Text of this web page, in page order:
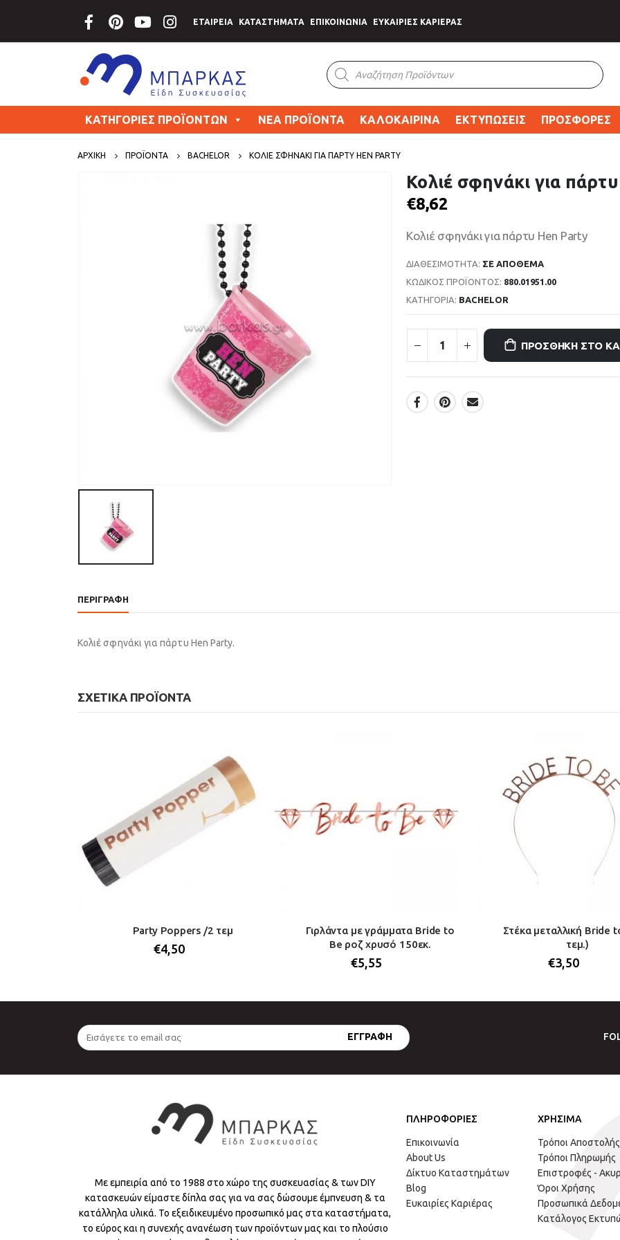
ΕΤΑΙΡΕΙΑ ΚΑΤΑΣΤΗΜΑΤΑ ΕΠΙΚΟΙΝΩΝΙΑ ΕΥΚΑΙΡΙΕΣ ΚΑΡΙΕΡΑΣ
Products
search
ΚΑΤΗΓΟΡΙΕΣ ΠΡΟΪΟΝΤΩΝ ΝΕΑ ΠΡΟΪΟΝΤΑ ΚΑΛΟΚΑΙΡΙΝΑ ΕΚΤΥΠΩΣΕΙΣ ΠΡΟΣΦΟΡΕΣ
ΑΡΧΙΚΗ ΠΡΟΪΟΝΤΑ BACHELOR ΚΟΛΙΈ ΣΦΗΝΆΚΙ ΓΙΑ ΠΆΡΤΥ HEN PARTY
Κολιέ σφηνάκι για
€8,62
Κολιέ σφηνάκι για πάρτυ Hen Party
ΔΙΑΘΕΣΙΜΌΤΗΤΑ: ΣΕ ΑΠΌΘΕΜΑ
ΚΩΔΙΚΌΣ ΠΡΟΪΌΝΤΟΣ: 880.01951.00
ΚΑΤΗΓΟΡΊΑ: BACHELOR
ΠΡΟΣΘΉΚΗ ΣΤΟ
ΠΕΡΙΓΡΑΦΉ
Κολιέ σφηνάκι για πάρτυ Hen Party.
ΣΧΕΤΙΚΆ ΠΡΟΪΌΝΤΑ
Party Poppers /2 τεμ
€4,50
Γιρλάντα με γράμματα Bride to
Be ροζ χρυσό 150εκ.
€5,55
Στέκα μεταλλική Bride
τεμ.)
€3,50
Με εμπειρία από το 1988 στο χώρο της συσκευασίας & των DIY
κατασκευών είμαστε δίπλα σας για να σας δώσουμε έμπνευση & τα
κατάλληλα υλικά. Το εξειδικευμένο προσωπικό μας στα καταστήματα,
το εύρος και η συνεχής ανανέωση των προϊόντων μας και το πλούσιο
ΠΛΗΡΟΦΟΡΙΕΣ
Επικοινωνία
About Us
Δίκτυο Καταστημάτων
Blog
Ευκαιρίες Καριέρας
ΧΡΗΣΙΜΑ
Τρόποι Αποστολής
Τρόποι Πληρωμής
Επιστροφές -
Όροι Χρήσης
Προσωπικά
Κατάλογος